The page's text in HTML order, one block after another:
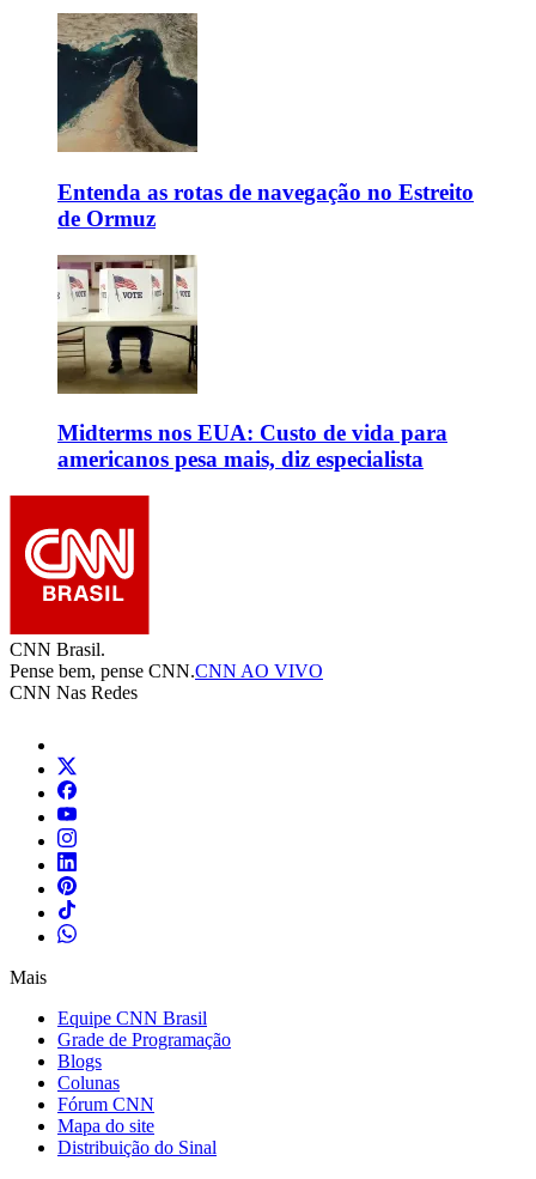
Entenda as rotas de navegação no Estreito
de Ormuz
Midterms nos EUA: Custo de vida para
americanos pesa mais, diz especialista
CNN Brasil.
Pense bem, pense CNN.CNN AO VIVO
CNN Nas Redes
Mais
Equipe CNN Brasil
Grade de Programação
Blogs
Colunas
Fórum CNN
Mapa do site
Distribuição do Sinal